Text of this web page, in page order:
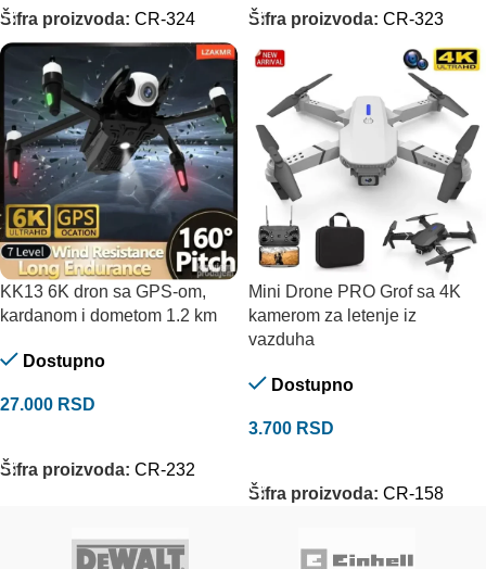
Šifra proizvoda: CR-324 Šifra proizvoda: CR-323
KK13 6K dron sa GPS-om,
kardanom i dometom 1.2 km
Dostupno
27.000 RSD
Šifra proizvoda: CR-232
Mini Drone PRO Grof sa 4K
kamerom za letenje iz
vazduha
Dostupno
3.700 RSD
Šifra proizvoda: CR-158